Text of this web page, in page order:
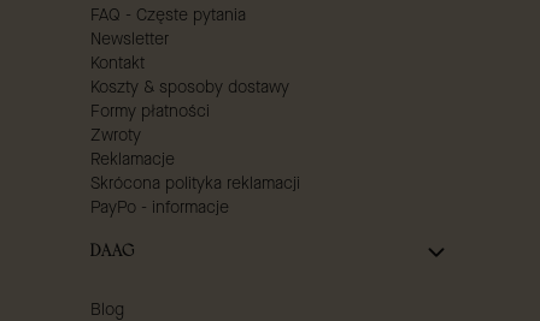
FAQ - Częste pytania
Newsletter
Kontakt
Koszty & sposoby dostawy
Formy płatności
Zwroty
Reklamacje
Skrócona polityka reklamacji
PayPo - informacje
DAAG
Blog